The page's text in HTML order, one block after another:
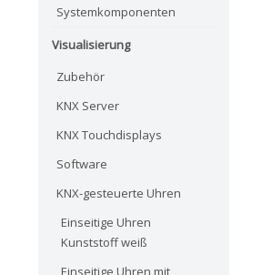
Systemkomponenten
Visualisierung
Zubehör
KNX Server
KNX Touchdisplays
Software
KNX-gesteuerte Uhren
Einseitige Uhren
Kunststoff weiß
Einseitige Uhren mit